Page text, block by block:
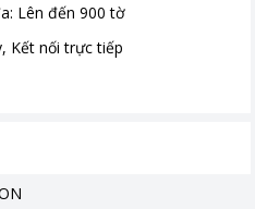
Lên đến 900 tờ
Kết nối trực tiếp